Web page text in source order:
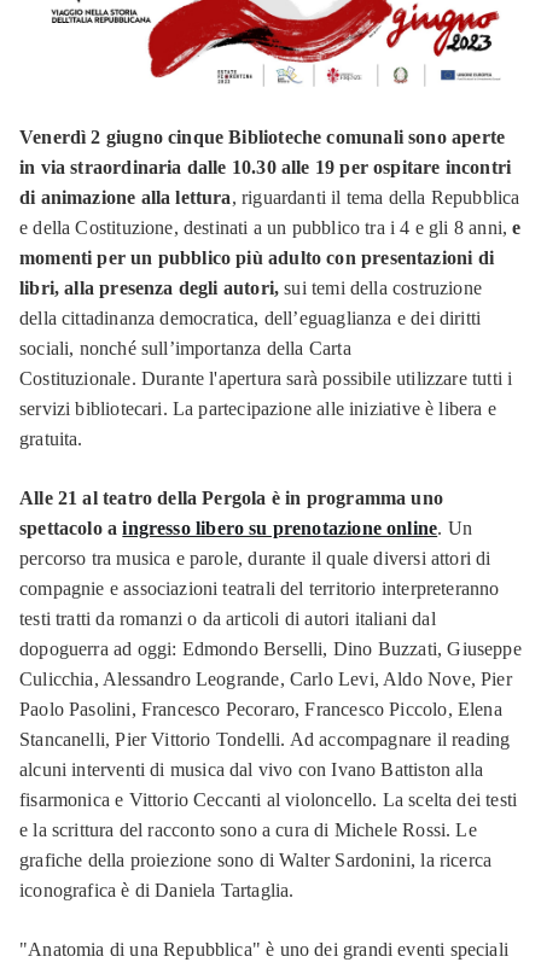
Venerdì 2 giugno cinque Biblioteche comunali sono aperte
in via straordinaria dalle 10.30 alle 19 per ospitare incontri
di animazione alla lettura, riguardanti il tema della Repubblica
e della Costituzione, destinati a un pubblico tra i 4 e gli 8 anni,e
momenti per un pubblico più adulto con presentazioni di
libri, alla presenza degli autori,sui temi della costruzione
della cittadinanza democratica, dell’eguaglianza e dei diritti
sociali, nonché sull’importanza della Carta
Costituzionale. Durante l'apertura sarà possibile utilizzare tutti i
servizi bibliotecari. La partecipazione alle iniziative è libera e
gratuita.
Alle 21 al teatro della Pergola è in programma uno
spettacolo aingresso libero su prenotazione online. Un
percorso tra musica e parole, durante il quale diversi attori di
compagnie e associazioni teatrali del territorio interpreteranno
testi tratti da romanzi o da articoli di autori italiani dal
dopoguerra ad oggi: Edmondo Berselli, Dino Buzzati, Giuseppe
Culicchia, Alessandro Leogrande, Carlo Levi, Aldo Nove, Pier
Paolo Pasolini, Francesco Pecoraro, Francesco Piccolo, Elena
Stancanelli, Pier Vittorio Tondelli. Ad accompagnare il reading
alcuni interventi di musica dal vivo con Ivano Battiston alla
fisarmonica e Vittorio Ceccanti al violoncello. La scelta dei testi
e la scrittura del racconto sono a cura di Michele Rossi. Le
grafiche della proiezione sono di Walter Sardonini, la ricerca
iconografica è di Daniela Tartaglia.
"Anatomia di una Repubblica" è uno dei grandi eventi speciali